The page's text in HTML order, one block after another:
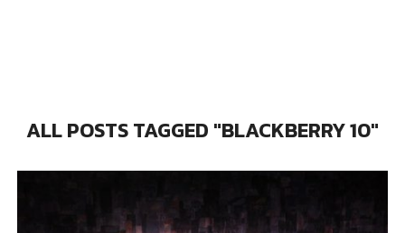
ALL POSTS TAGGED "BLACKBERRY 10"